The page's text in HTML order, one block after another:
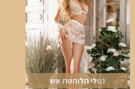
נטלי הלוהטת אש